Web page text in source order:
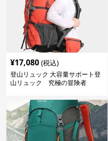
¥17,080 (税込)
登山リュック 大容量サポート登
山リュック 究極の冒険者